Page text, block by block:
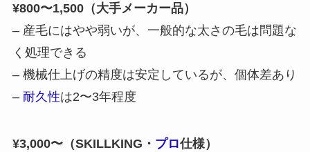
¥800〜1,500（大手メーカー品）
– 産毛にはやや弱いが、一般的な太さの毛は問題な
く処理できる
– 機械仕上げの精度は安定しているが、個体差あり
– 耐久性は2〜3年程度
¥3,000〜（SKILLKING・ プロ仕様）